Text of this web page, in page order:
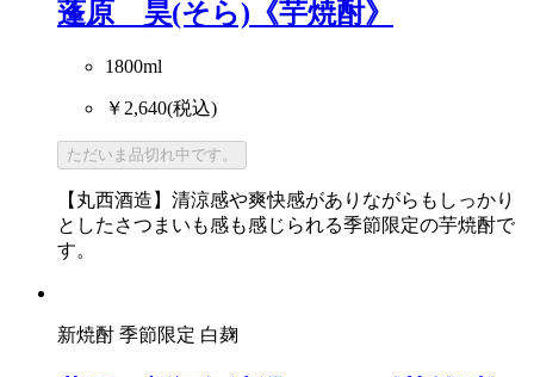
蓬原 昊(そら)《芋焼酎》
1800ml
￥2,640(税込)
ただいま品切れ中です。
【丸西酒造】清涼感や爽快感がありながらもしっかり
としたさつまいも感も感じられる季節限定の芋焼酎で
す。
新焼酎 季節限定 白麹